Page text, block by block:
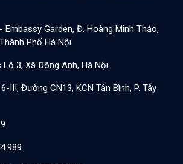
Embassy Garden, Đ. Hoàng Minh Thảo,
Phố Hà Nội
3, Xã Đông Anh, Hà Nội.
III, Đường CN13, KCN Tân Bình, P. Tây